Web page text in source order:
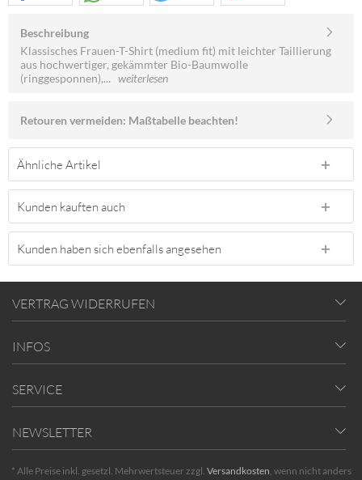
Beschreibung
Klassisches Frauen-T-Shirt (medium fit) mit leichter Taillierung
aus hochwertiger, gekämmter Bio-Baumwolle
(ringgesponnen),... weiterlesen
Retouren vermeiden: Maßtabelle beachten!
Ähnliche Artikel
Kunden kauften auch
Kunden haben sich ebenfalls angesehen
VERTRAG WIDERRUFEN
INFOS
SERVICE
NEWSLETTER
* Alle Preise inkl. gesetzl. Mehrwertsteuer zzgl. Versandkosten, wenn nicht anders